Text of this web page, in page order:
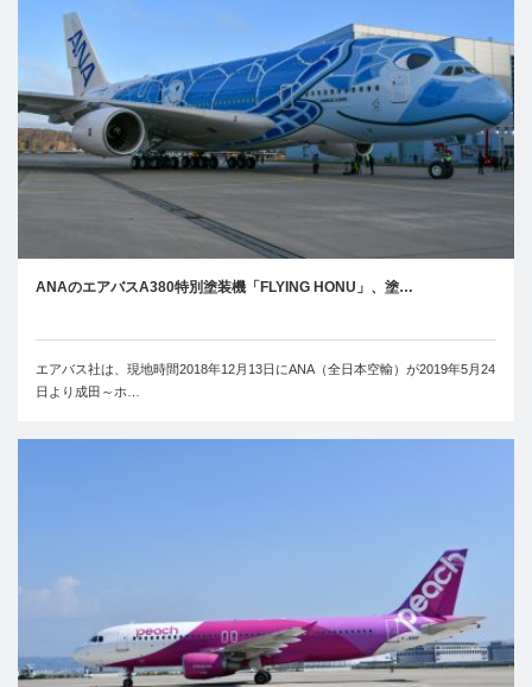
ANAのエアバスA380特別塗装機「FLYING HONU」、塗…
エアバス社は、現地時間2018年12月13日にANA（全日本空輸）が2019年5月24
日より成田～ホ…